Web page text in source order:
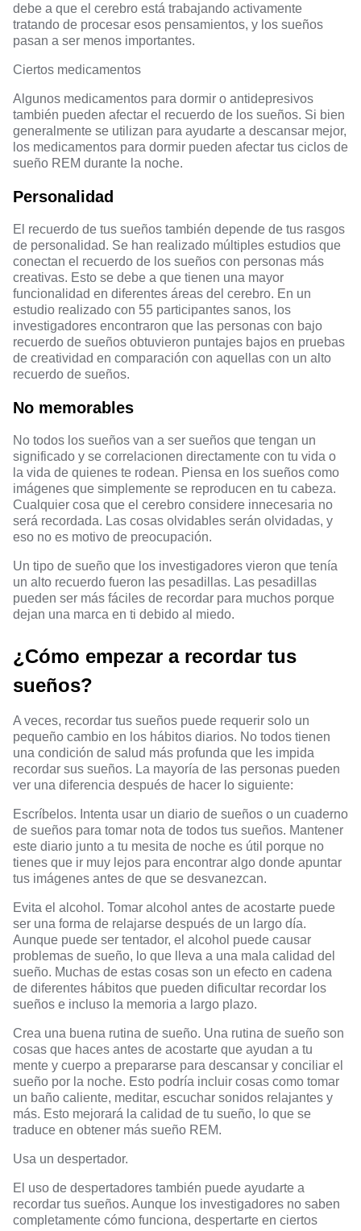
debe a que el cerebro está trabajando activamente
tratando de procesar esos pensamientos, y los sueños
pasan a ser menos importantes.
Ciertos medicamentos
Algunos medicamentos para dormir o antidepresivos
también pueden afectar el recuerdo de los sueños. Si bien
generalmente se utilizan para ayudarte a descansar mejor,
los medicamentos para dormir pueden afectar tus ciclos de
sueño REM durante la noche.
Personalidad
El recuerdo de tus sueños también depende de tus rasgos
de personalidad. Se han realizado múltiples estudios que
conectan el recuerdo de los sueños con personas más
creativas. Esto se debe a que tienen una mayor
funcionalidad en diferentes áreas del cerebro. En un
estudio realizado con 55 participantes sanos, los
investigadores encontraron que las personas con bajo
recuerdo de sueños obtuvieron puntajes bajos en pruebas
de creatividad en comparación con aquellas con un alto
recuerdo de sueños.
No memorables
No todos los sueños van a ser sueños que tengan un
significado y se correlacionen directamente con tu vida o
la vida de quienes te rodean. Piensa en los sueños como
imágenes que simplemente se reproducen en tu cabeza.
Cualquier cosa que el cerebro considere innecesaria no
será recordada. Las cosas olvidables serán olvidadas, y
eso no es motivo de preocupación.
Un tipo de sueño que los investigadores vieron que tenía
un alto recuerdo fueron las pesadillas. Las pesadillas
pueden ser más fáciles de recordar para muchos porque
dejan una marca en ti debido al miedo.
¿Cómo empezar a recordar tus
sueños?
A veces, recordar tus sueños puede requerir solo un
pequeño cambio en los hábitos diarios. No todos tienen
una condición de salud más profunda que les impida
recordar sus sueños. La mayoría de las personas pueden
ver una diferencia después de hacer lo siguiente:
Escríbelos. Intenta usar un diario de sueños o un cuaderno
de sueños para tomar nota de todos tus sueños. Mantener
este diario junto a tu mesita de noche es útil porque no
tienes que ir muy lejos para encontrar algo donde apuntar
tus imágenes antes de que se desvanezcan.
Evita el alcohol. Tomar alcohol antes de acostarte puede
ser una forma de relajarse después de un largo día.
Aunque puede ser tentador, el alcohol puede causar
problemas de sueño, lo que lleva a una mala calidad del
sueño. Muchas de estas cosas son un efecto en cadena
de diferentes hábitos que pueden dificultar recordar los
sueños e incluso la memoria a largo plazo.
Crea una buena rutina de sueño. Una rutina de sueño son
cosas que haces antes de acostarte que ayudan a tu
mente y cuerpo a prepararse para descansar y conciliar el
sueño por la noche. Esto podría incluir cosas como tomar
un baño caliente, meditar, escuchar sonidos relajantes y
más. Esto mejorará la calidad de tu sueño, lo que se
traduce en obtener más sueño REM.
Usa un despertador.
El uso de despertadores también puede ayudarte a
recordar tus sueños. Aunque los investigadores no saben
completamente cómo funciona, despertarte en ciertos